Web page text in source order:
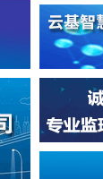
省建设
会长单
省个体
常务理
团坚持
化”发
务，始
大数据
咨询服